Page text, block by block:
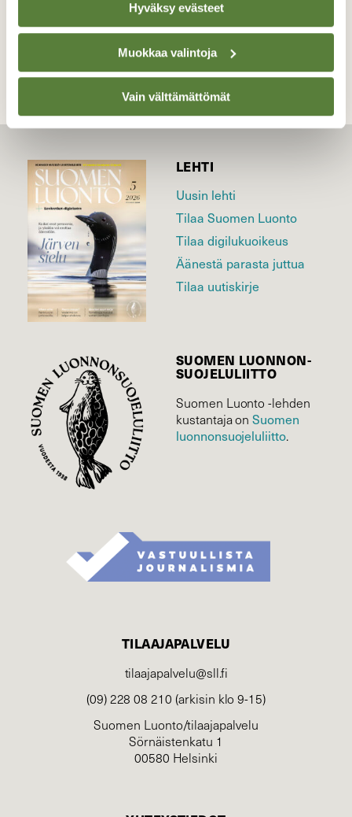
Hyväksy evästeet
Muokkaa valintoja
Vain välttämättömät
TAKAISIN LISTAAN
LEHTI
Uusin lehti
Tilaa Suomen Luonto
Tilaa digilukuoikeus
Äänestä parasta juttua
Tilaa uutiskirje
SUOMEN LUONNON­
SUOJELU­LIITTO
Suomen Luonto -lehden
kustantaja onSuomen
luonnonsuojelu­liitto.
TILAAJAPALVELU
tilaajapalvelu@sll.fi
(09) 228 08 210 (arkisin klo 9-15)
Suomen Luonto/tilaajapalvelu
Sörnäistenkatu 1
00580 Helsinki